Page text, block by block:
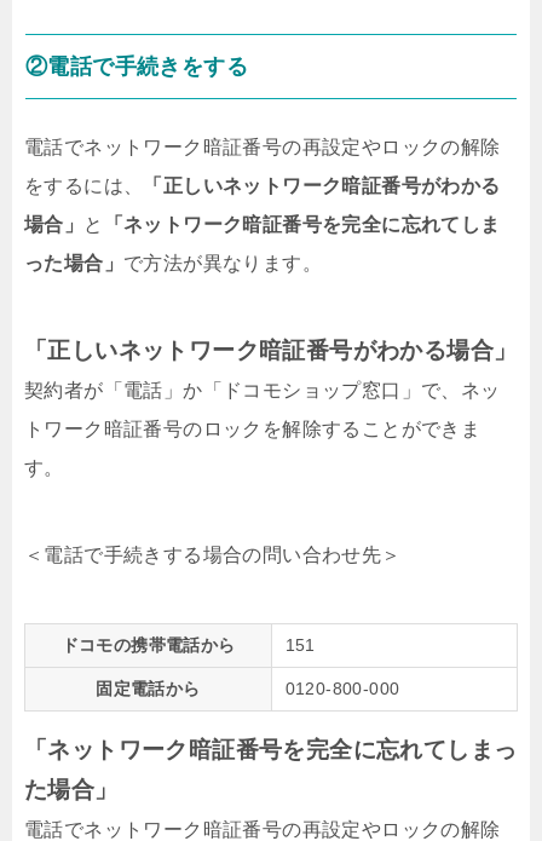
②電話で手続きをする
電話でネットワーク暗証番号の再設定やロックの解除
をするには、
「正しいネットワーク暗証番号がわかる
場合」
と
「ネットワーク暗証番号を完全に忘れてしま
った場合」 で方法が異なります。
「正しいネットワーク暗証番号がわかる場合」
契約者が「電話」か「ドコモショップ窓口」で、ネッ
トワーク暗証番号のロックを解除することができま
す。
＜電話で手続きする場合の問い合わせ先＞
ドコモの携帯電話から 151
固定電話から 0120-800-000
「ネットワーク暗証番号を完全に忘れてしまっ
た場合」
電話でネットワーク暗証番号の再設定やロックの解除